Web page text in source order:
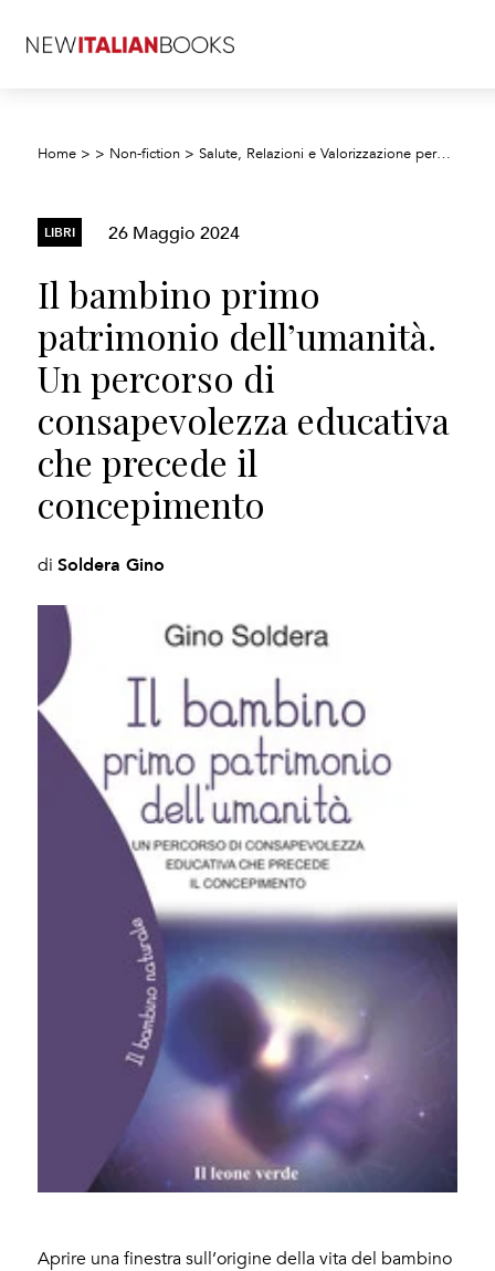
Home > > Non-fiction >Salute, Relazioni e Valorizzazione personale
LIBRI 26 Maggio 2024
Il bambino primo
patrimonio dell’umanità.
Un percorso di
consapevolezza educativa
che precede il
concepimento
diSoldera Gino
Aprire una finestra sull’origine della vita del bambino